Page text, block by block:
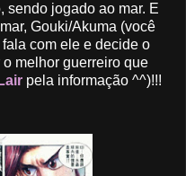
sendo jogado ao mar. E
Gouki/Akuma (você
com ele e decide o
melhor guerreiro que
pela informação ^^)!!!